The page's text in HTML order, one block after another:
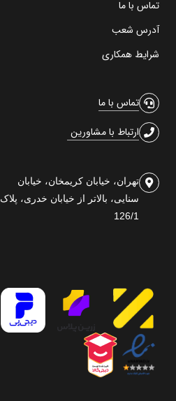
تماس با ما
آدرس شعب
شرایط همکاری
تماس با ما
ارتباط با مشاورین
تهران، خیابان کریمخان، خیابان
سنایی، بالاتر از خیابان خدری، پلاک
126/1